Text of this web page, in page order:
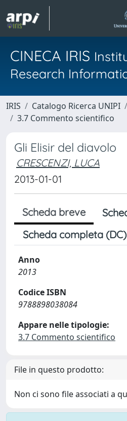
CINECA IRIS
Research
IRIS Catalogo Ricerca UNIPI
3.7 Commento scientifico
Gli Elisir del diavolo
CRESCENZI, LUCA
2013-01-01
Scheda breve
Scheda completa (DC)
Anno
2013
Codice ISBN
9788898038084
Appare nelle tipologie:
3.7 Commento scientifico
File in questo prodotto:
Non ci sono file associati a